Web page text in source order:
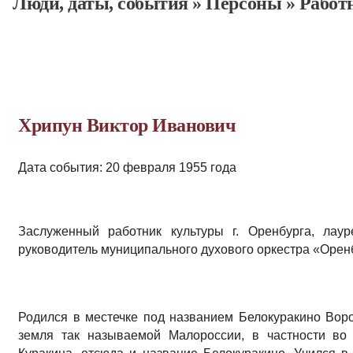
Хрипун Виктор Иванович
Дата события: 20 февраля 1955 года
Заслуженный работник культуры г. Оренбурга,
руководитель муниципального духового оркестра
Родился в местечке под названием Белокуракино
земля так называемой Малороссии, в частности